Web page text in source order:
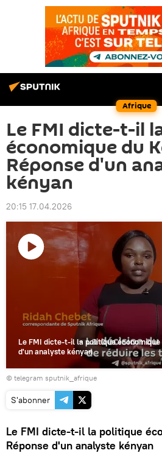
Afrique
Le FMI dicte-t-il
économique du
Réponse d'un
kényan
20:15 17.04.2026
Le FMI dicte-t-il la politique économique
d'un analyste kényan
© telegram sputnik_afrique
S'abonner
Le FMI dicte-t-il la politique
Réponse d'un analyste kényan